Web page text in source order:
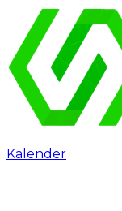
Kalender